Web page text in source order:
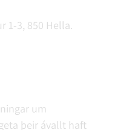
1-3, 850 Hella.
um
þeir ávallt haft